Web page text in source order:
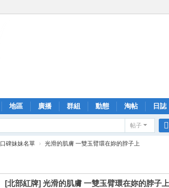
地區 廣播 群組 動態 淘帖 日誌
帖子
口碑妹妹名單 › 光滑的肌膚 一雙玉臂環在妳的脖子上
[北部紅牌]光滑的肌膚 一雙玉臂環在妳的脖子上